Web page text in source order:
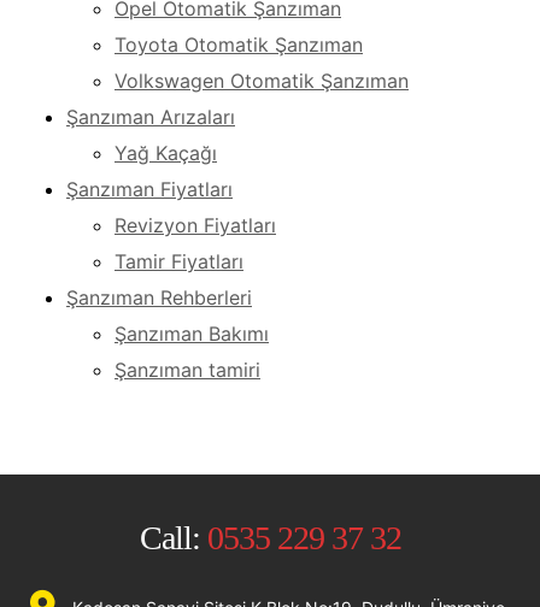
Opel Otomatik Şanzıman
Toyota Otomatik Şanzıman
Volkswagen Otomatik Şanzıman
Şanzıman Arızaları
Yağ Kaçağı
Şanzıman Fiyatları
Revizyon Fiyatları
Tamir Fiyatları
Şanzıman Rehberleri
Şanzıman Bakımı
Şanzıman tamiri
Call: 0535 229 37 32